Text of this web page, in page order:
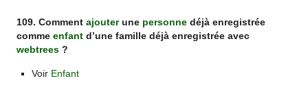
109. Commentajouterune personne déjà enregistrée
commeenfant d’une famille déjà enregistrée avec
webtrees ?
Voir Enfant